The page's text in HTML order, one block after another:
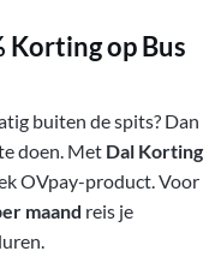
Korting op Bus
buiten de spits? Dan
doen. Met Dal Korting
OVpay-product. Voor
maand reis je